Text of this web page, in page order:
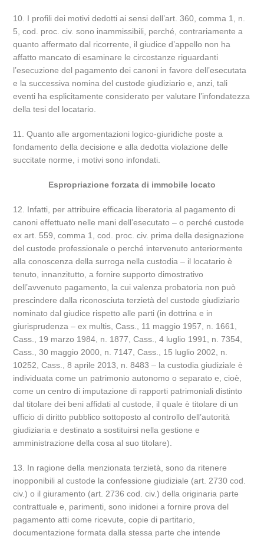
10. I profili dei motivi dedotti ai sensi dell’art. 360, comma 1, n.
5, cod. proc. civ. sono inammissibili, perché, contrariamente a
quanto affermato dal ricorrente, il giudice d’appello non ha
affatto mancato di esaminare le circostanze riguardanti
l’esecuzione del pagamento dei canoni in favore dell’esecutata
e la successiva nomina del custode giudiziario e, anzi, tali
eventi ha esplicitamente considerato per valutare l’infondatezza
della tesi del locatario.
11. Quanto alle argomentazioni logico-giuridiche poste a
fondamento della decisione e alla dedotta violazione delle
succitate norme, i motivi sono infondati.
Espropriazione forzata di immobile locato
12. Infatti, per attribuire efficacia liberatoria al pagamento di
canoni effettuato nelle mani dell’esecutato – o perché custode
ex art. 559, comma 1, cod. proc. civ. prima della designazione
del custode professionale o perché intervenuto anteriormente
alla conoscenza della surroga nella custodia – il locatario è
tenuto, innanzitutto, a fornire supporto dimostrativo
dell’avvenuto pagamento, la cui valenza probatoria non può
prescindere dalla riconosciuta terzietà del custode giudiziario
nominato dal giudice rispetto alle parti (in dottrina e in
giurisprudenza – ex multis, Cass., 11 maggio 1957, n. 1661,
Cass., 19 marzo 1984, n. 1877, Cass., 4 luglio 1991, n. 7354,
Cass., 30 maggio 2000, n. 7147, Cass., 15 luglio 2002, n.
10252, Cass., 8 aprile 2013, n. 8483 – la custodia giudiziale è
individuata come un patrimonio autonomo o separato e, cioè,
come un centro di imputazione di rapporti patrimoniali distinto
dal titolare dei beni affidati al custode, il quale è titolare di un
ufficio di diritto pubblico sottoposto al controllo dell’autorità
giudiziaria e destinato a sostituirsi nella gestione e
amministrazione della cosa al suo titolare).
13. In ragione della menzionata terzietà, sono da ritenere
inopponibili al custode la confessione giudiziale (art. 2730 cod.
civ.) o il giuramento (art. 2736 cod. civ.) della originaria parte
contrattuale e, parimenti, sono inidonei a fornire prova del
pagamento atti come ricevute, copie di partitario,
documentazione formata dalla stessa parte che intende